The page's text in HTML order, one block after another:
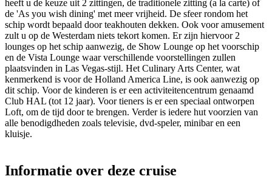
heeft u de keuze uit 2 zittingen, de traditionele zitting (a la carte) of
de 'As you wish dining' met meer vrijheid. De sfeer rondom het
schip wordt bepaald door teakhouten dekken. Ook voor amusement
zult u op de Westerdam niets tekort komen. Er zijn hiervoor 2
lounges op het schip aanwezig, de Show Lounge op het voorschip
en de Vista Lounge waar verschillende voorstellingen zullen
plaatsvinden in Las Vegas-stijl. Het Culinary Arts Center, wat
kenmerkend is voor de Holland America Line, is ook aanwezig op
dit schip. Voor de kinderen is er een activiteitencentrum genaamd
Club HAL (tot 12 jaar). Voor tieners is er een speciaal ontworpen
Loft, om de tijd door te brengen. Verder is iedere hut voorzien van
alle benodigdheden zoals televisie, dvd-speler, minibar en een
kluisje.
Informatie over deze cruise